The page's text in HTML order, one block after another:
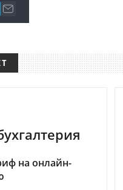
на онлайн-